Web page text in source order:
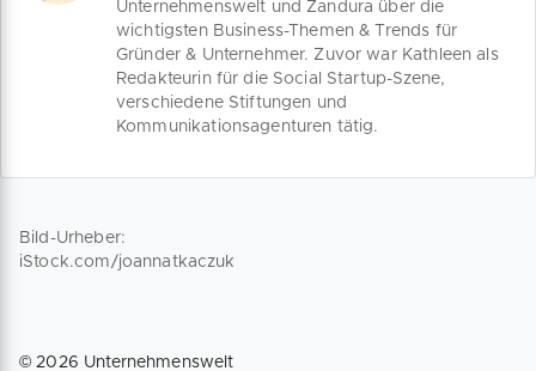
Unternehmenswelt und Zandura über die
wichtigsten Business-Themen & Trends für
Gründer & Unternehmer. Zuvor war Kathleen als
Redakteurin für die Social Startup-Szene,
verschiedene Stiftungen und
Kommunikationsagenturen tätig.
Bild-Urheber:
iStock.com/joannatkaczuk
©2026 Unternehmenswelt